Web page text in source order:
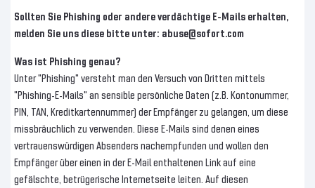
Sollten Sie Phishing oder andere verdächtige E-Mails erhalten,
melden Sie uns diese bitte unter: abuse@sofort.com
Was ist Phishing genau?
Unter "Phishing" versteht man den Versuch von Dritten mittels
"Phishing-E-Mails" an sensible persönliche Daten (z.B. Kontonummer,
PIN, TAN, Kreditkartennummer) der Empfänger zu gelangen, um diese
missbräuchlich zu verwenden. Diese E-Mails sind denen eines
vertrauenswürdigen Absenders nachempfunden und wollen den
Empfänger über einen in der E-Mail enthaltenen Link auf eine
gefälschte, betrügerische Internetseite leiten. Auf diesen